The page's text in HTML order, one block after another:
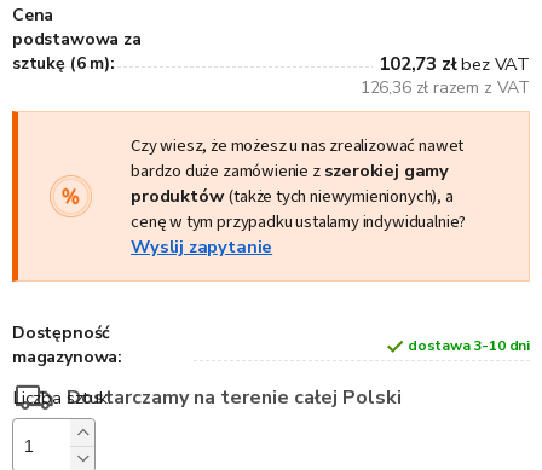
Cena
podstawowa za
sztukę (6 m):
102,73 złbez VAT
126,36 zł razem z VAT
Czy wiesz, że możesz u nas zrealizować nawet
bardzo duże zamówienie z szerokiej gamy
produktów(także tych niewymienionych), a
cenę w tym przypadku ustalamy indywidualnie?
Wyslij zapytanie
Dostępność
magazynowa:
dostawa 3-10 dni
Dostarczamy na terenie całej Polski